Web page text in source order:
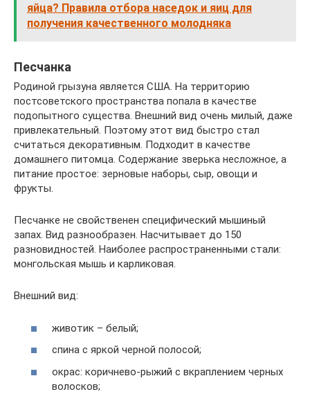
яйца? Правила отбора наседок и яиц для
получения качественного молодняка
Песчанка
Родиной грызуна является США. На территорию
постсоветского пространства попала в качестве
подопытного существа. Внешний вид очень милый, даже
привлекательный. Поэтому этот вид быстро стал
считаться декоративным. Подходит в качестве
домашнего питомца. Содержание зверька несложное, а
питание простое: зерновые наборы, сыр, овощи и
фрукты.
Песчанке не свойственен специфический мышиный
запах. Вид разнообразен. Насчитывает до 150
разновидностей. Наиболее распространенными стали:
монгольская мышь и карликовая.
Внешний вид:
животик – белый;
спина с яркой черной полосой;
окрас: коричнево-рыжий с вкраплением черных
волосков;